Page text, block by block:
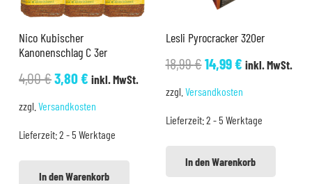
Nico Kubischer
Kanonenschlag C 3er
4,00€Ursprünglicher
4,00 €
3,80€Aktueller
3,80 €.
inkl. MwSt.
zzgl. Versandkosten
Lieferzeit:2 - 5 Werktage
In den Warenkorb
Lesli Pyrocracker 320er
18,99€Ursprünglicher
18,99 €
14,99€Aktueller
14,99 €.
inkl. MwSt.
zzgl. Versandkosten
Lieferzeit:2 - 5 Werktage
In den Warenkorb